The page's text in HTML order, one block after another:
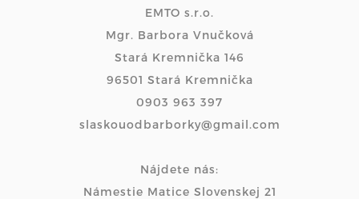
EMTO s.r.o.
Mgr. Barbora Vnučková
Stará Kremnička 146
96501 Stará Kremnička
0903 963 397
slaskouodbarborky@gmail.com
Nájdete nás:
Námestie Matice Slovenskej 21